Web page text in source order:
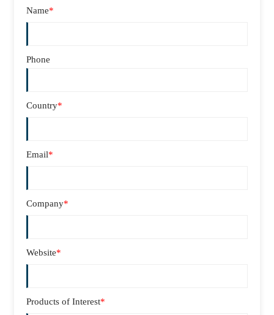
Name*
Phone
Country*
Email*
Company*
Website*
Products of Interest*